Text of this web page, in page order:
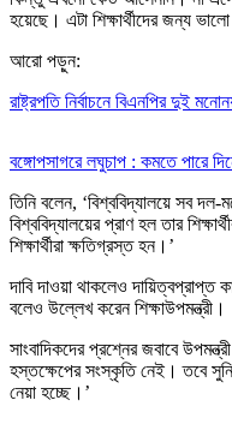
হয়েছে। এটা শিক্ষার্থীদের জন্য
আরো পড়ুন:
রাষ্ট্রপতি নির্বাচনে বিএনপির দুই
বঙ্গোপসাগরে লঘুচাপ : কমতে পারে
তিনি বলেন, ‘বিশ্ববিদ্যালয়ে সব
বিশ্ববিদ্যালয়ের প্রাণ হল তার
শিক্ষার্থীরা ক্ষতিগ্রস্ত হন।’
দাবি দাওয়া থাকলেও দায়িত্বপ্রাপ্ত
বলেও উল্লেখ করেন শিক্ষাউপমন্ত্রী।
সাংবাদিকদের প্রশ্নের জবাবে
হস্তক্ষেপের সংস্কৃতি নেই। তবে
নেয়া হচ্ছে।’